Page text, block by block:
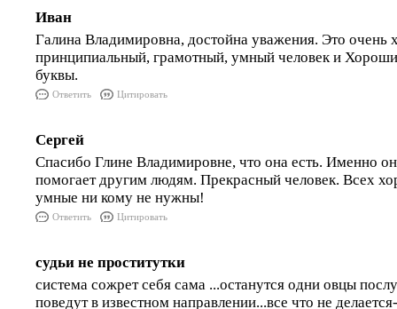
Иван
Галина Владимировна, достойна уважения. Это очень
принципиальный, грамотный, умный человек и
буквы.
Ответить Цитировать
Сергей
Спасибо Глине Владимировне, что она есть. Именно
помогает другим людям. Прекрасный человек. Всех
умные ни кому не нужны!
Ответить Цитировать
судьи не проститутки
система сожрет себя сама ...останутся одни овцы
поведут в известном направлении...все что не